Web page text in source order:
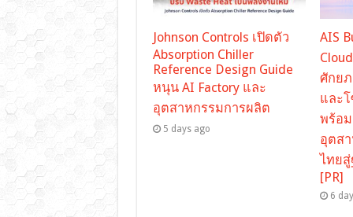
Johnson Controls เปิดตัว
Absorption Chiller
Reference Design Guide
หนุน AI Factory และ
อุตสาหกรรมการผลิต
5 days ago
AIS
ศักย
และ
พร้อ
อุตส
ไทย
[PR]
6